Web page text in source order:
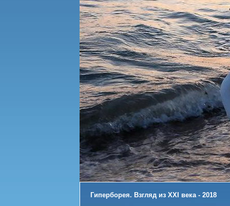
Гиперборея. Взгляд из XXI века - 2018